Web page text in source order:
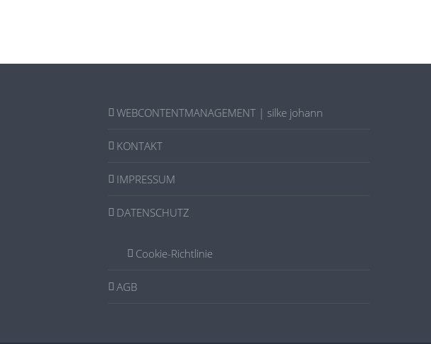
WEBCONTENTMANAGEMENT | silke johann
KONTAKT
IMPRESSUM
DATENSCHUTZ
Cookie-Richtlinie
AGB